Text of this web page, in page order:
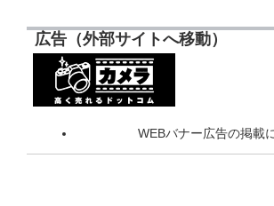
広告（外部サイトへ移動）
WEBバナー広告の掲載